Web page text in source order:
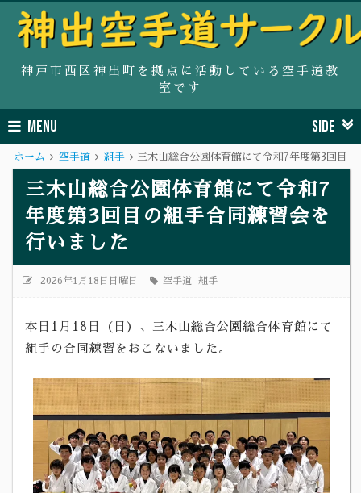
神戸市西区神出町を拠点に活動している空手道教
室です
MENU SIDE
ホーム 空手道 組手 三木山総合公園体育館にて令和7年度第3回目
三木山総合公園体育館にて令和7
年度第3回目の組手合同練習会を
行いました
2026年1月18日日曜日 空手道 組手
本日1月18日（日）、三木山総合公園総合体育館にて
組手の合同練習をおこないました。